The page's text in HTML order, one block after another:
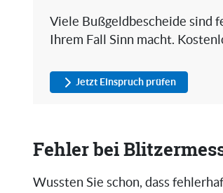
Viele Bußgeldbescheide sind
Ihrem Fall Sinn macht.
Jetzt Einspruch prüfen
Fehler bei
Wussten Sie schon, dass